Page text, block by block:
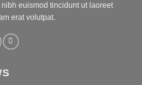
euismod tincidunt ut laoreet
erat volutpat.